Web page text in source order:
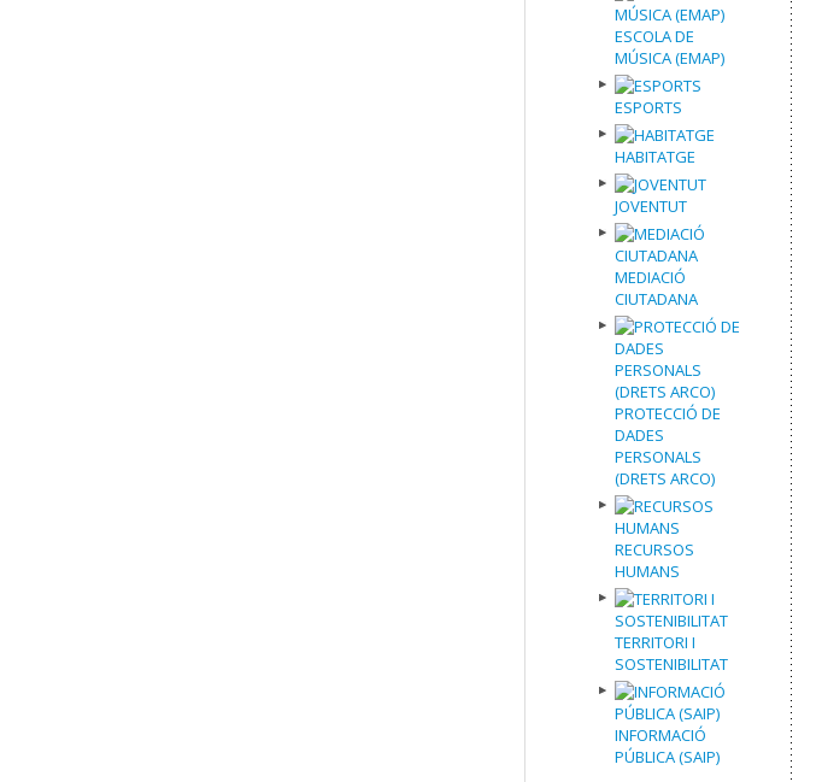
ESCOLA DE
MÚSICA (EMAP)
ESPORTS
HABITATGE
JOVENTUT
MEDIACIÓ
CIUTADANA
PROTECCIÓ DE
DADES
PERSONALS
(DRETS ARCO)
RECURSOS
HUMANS
TERRITORI I
SOSTENIBILITAT
INFORMACIÓ
PÚBLICA (SAIP)